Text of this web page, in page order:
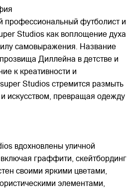
футболист и
Studios как воплощение духа
самовыражения. Название
Диллейна в детстве и
к креативности и
Studios стремится размыть
искусством, превращая одежду
вдохновлены уличной
граффити, скейтбординг
своими яркими цветами,
элементами,